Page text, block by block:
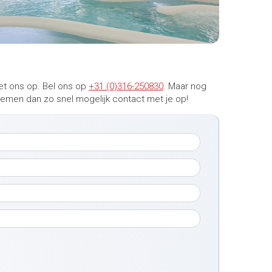
ons op. Bel ons op +31 (0)316-250830. Maar nog
dan zo snel mogelijk contact met je op!